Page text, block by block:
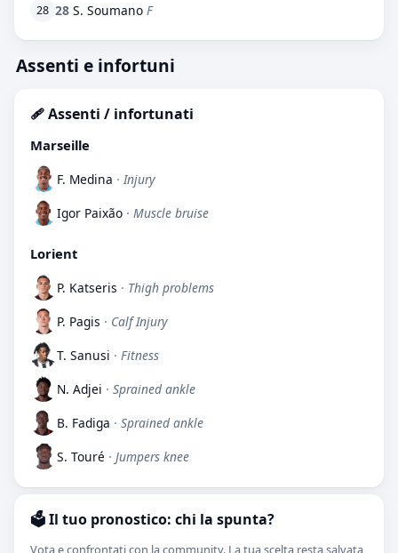
28 28 S. Soumano F
Assenti e infortuni
🩹 Assenti / infortunati
Marseille
F. Medina · Injury
Igor Paixão · Muscle bruise
Lorient
P. Katseris · Thigh problems
P. Pagis · Calf Injury
T. Sanusi · Fitness
N. Adjei · Sprained ankle
B. Fadiga · Sprained ankle
S. Touré · Jumpers knee
🗳️ Il tuo pronostico: chi la spunta?
Vota e confrontati con la community. La tua scelta resta salvata